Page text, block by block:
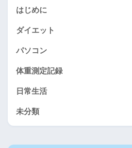
はじめに
ダイエット
パソコン
体重測定記録
日常生活
未分類